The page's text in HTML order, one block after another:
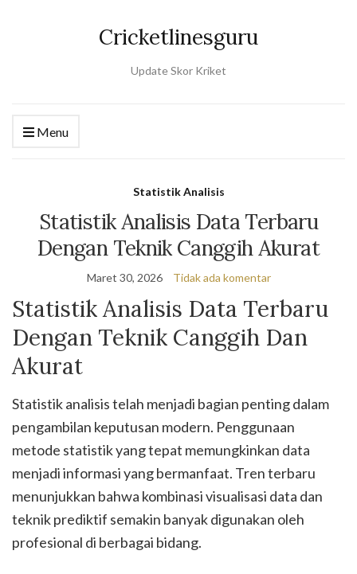
Cricketlinesguru
Update Skor Kriket
Menu
Statistik Analisis
Statistik Analisis Data Terbaru
Dengan Teknik Canggih Akurat
Maret 30, 2026 Tidak ada komentar
Statistik Analisis Data Terbaru
Dengan Teknik Canggih Dan
Akurat
Statistik analisis telah menjadi bagian penting dalam
pengambilan keputusan modern. Penggunaan
metode statistik yang tepat memungkinkan data
menjadi informasi yang bermanfaat. Tren terbaru
menunjukkan bahwa kombinasi visualisasi data dan
teknik prediktif semakin banyak digunakan oleh
profesional di berbagai bidang.